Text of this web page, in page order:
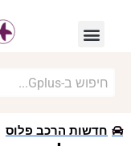
חדשות הרכב פלוס